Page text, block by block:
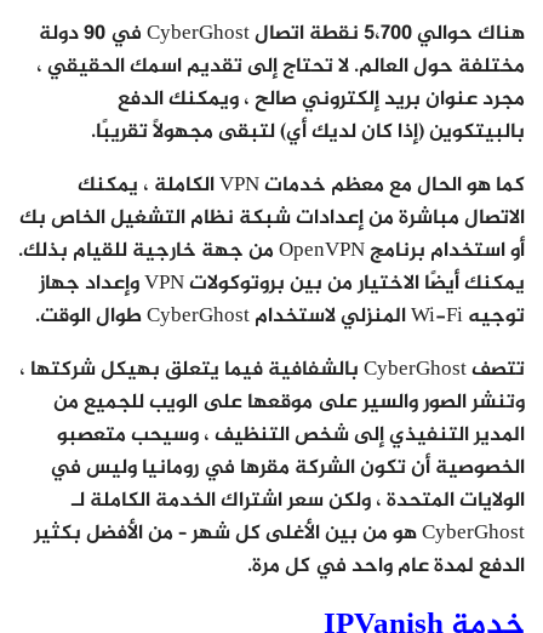
هناك حوالي 5،700 نقطة اتصال CyberGhost في 90 دولة
مختلفة حول العالم. لا تحتاج إلى تقديم اسمك الحقيقي ،
مجرد عنوان بريد إلكتروني صالح ، ويمكنك الدفع
بالبيتكوين (إذا كان لديك أي) لتبقى مجهولًا تقريبًا.
كما هو الحال مع معظم خدمات VPN الكاملة ، يمكنك
الاتصال مباشرة من إعدادات شبكة نظام التشغيل الخاص بك
أو استخدام برنامج OpenVPN من جهة خارجية للقيام بذلك.
يمكنك أيضًا الاختيار من بين بروتوكولات VPN وإعداد جهاز
توجيه Wi-Fi المنزلي لاستخدام CyberGhost طوال الوقت.
تتصف CyberGhost بالشفافية فيما يتعلق بهيكل شركتها ،
وتنشر الصور والسير على موقعها على الويب للجميع من
المدير التنفيذي إلى شخص التنظيف ، وسيحب متعصبو
الخصوصية أن تكون الشركة مقرها في رومانيا وليس في
الولايات المتحدة ، ولكن سعر اشتراك الخدمة الكاملة لـ
CyberGhost هو من بين الأغلى كل شهر – من الأفضل بكثير
الدفع لمدة عام واحد في كل مرة.